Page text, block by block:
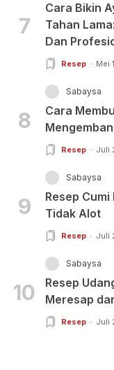
7
Cara Bikin
Tahan
Dan
Resep Mei
8
Sabaysa
Cara
Resep Juli
9
Sabaysa
Resep
Tidak Alot
Resep Juli
10
Sabaysa
Resep
Meresap
Resep Juli